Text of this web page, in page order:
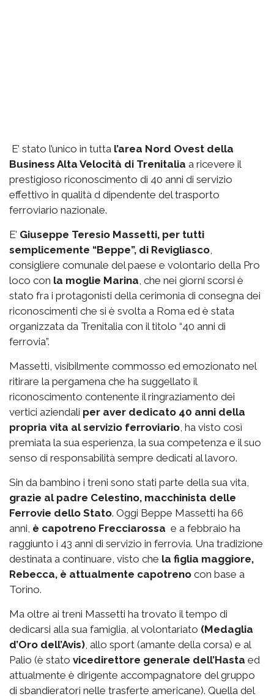
E’ stato l’unico in tutta l’area Nord Ovest della
Business Alta Velocità di Trenitalia a ricevere il
prestigioso riconoscimento di 40 anni di servizio
effettivo in qualità d dipendente del trasporto
ferroviario nazionale.
E’ Giuseppe Teresio Massetti, per tutti
semplicemente “Beppe”, di Revigliasco
consigliere comunale del paese e volontario della Pro
loco con la moglie Marina , che nei giorni scorsi è
stato fra i protagonisti della cerimonia di consegna dei
riconoscimenti che si è svolta a Roma ed è stata
organizzata da Trenitalia con il titolo “40 anni di
ferrovia”.
Massetti, visibilmente commosso ed emozionato nel
ritirare la pergamena che ha suggellato il
riconoscimento contenente il ringraziamento dei
vertici aziendali per aver dedicato 40 anni della
propria vita al servizio ferroviario , ha visto così
premiata la sua esperienza, la sua competenza e il suo
senso di responsabilità sempre dedicati al lavoro.
Sin da bambino i treni sono stati parte della sua vita,
grazie al padre Celestino, macchinista delle
Ferrovie dello Stato. Oggi Beppe Massetti ha 66
anni, è capotreno Frecciarossa e a febbraio ha
raggiunto i 43 anni di servizio in ferrovia. Una tradizione
destinata a continuare, visto che la figlia maggiore,
Rebecca, è attualmente capotreno con base a
Torino.
Ma oltre ai treni Massetti ha trovato il tempo di
dedicarsi alla sua famiglia, al volontariato (Medaglia
d’Oro dell’Avis) , allo sport (amante della corsa) e al
Palio (è stato vicedirettore generale dell’Hasta ed
attualmente è dirigente accompagnatore del gruppo
di sbandieratori nelle trasferte americane). Quella del